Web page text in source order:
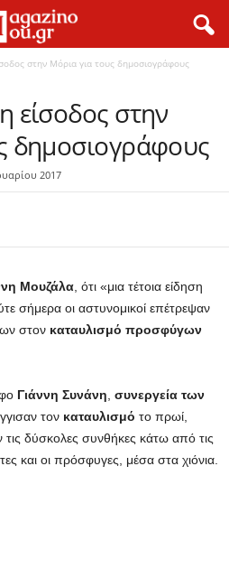
στην Μόρια για τους δημοσιογράφους
είσοδος στην
δημοσιογράφους
2017
Μουζάλα , ότι «μια τέτοια είδηση
σήμερα οι αστυνομικοί επέτρεψαν
στον καταυλισμό προσφύγων
Γιάννη Συνάνη συνεργεία των
τον καταυλισμό το πρωί,
δύσκολες συνθήκες κάτω από τις
και οι πρόσφυγες, μέσα στα χιόνια.